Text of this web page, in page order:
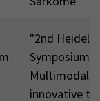
"2nd
Symposium -
Multimodal
innovative